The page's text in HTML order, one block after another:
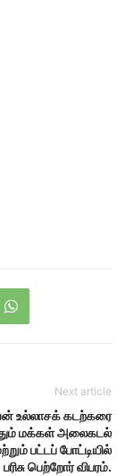
Next article
உல்லாசக் கடற்கரை
மக்கள் அலைகடல்
பட்டப் போட்டியில்
பரிசு பெற்றோர் விபரம்.